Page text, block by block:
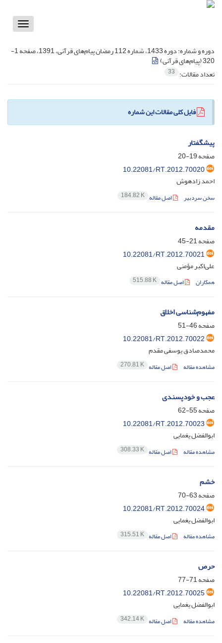
Toggle
دوره و شماره:
دوره 1433، شماره 112 رمضان پیام‌های قرآنی، 1391، صفحه 1-
320 (پیام‌های قرآنی)
تعداد مقالات: 33
فایل کلی مقالات این شماره
پیشگفتار
صفحه19-20
10.22081/RT.2012.70020
احمد زادهوش
سخن سردبیر اصل مقاله 184.82 K
مقدمه
صفحه21-45
10.22081/RT.2012.70021
علی‌اکبر مؤمنی
همکاران اصل مقاله 515.88 K
مفهوم‌شناسی اخلاق
صفحه46-51
10.22081/RT.2012.70022
محمدصادق یوسفی مقدم
مشاهده مقاله اصل مقاله 270.81 K
عجب و خودپسندی
صفحه55-62
10.22081/RT.2012.70023
ابوالفضل یغمایی
مشاهده مقاله اصل مقاله 308.33 K
خشم
صفحه63-70
10.22081/RT.2012.70024
ابوالفضل یغمایی
مشاهده مقاله اصل مقاله 315.51 K
حرص
صفحه71-77
10.22081/RT.2012.70025
ابوالفضل یغمایی
مشاهده مقاله اصل مقاله 342.14 K